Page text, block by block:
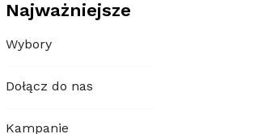
Najważniejsze
Wybory
Dołącz do nas
Kampanie